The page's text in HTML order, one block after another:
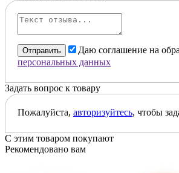
Отправить
Даю соглашение на
персональных данных
Задать вопрос к товару
Пожалуйста, авторизуйтесь, чтобы
С этим товаром покупают
Рекомендовано вам